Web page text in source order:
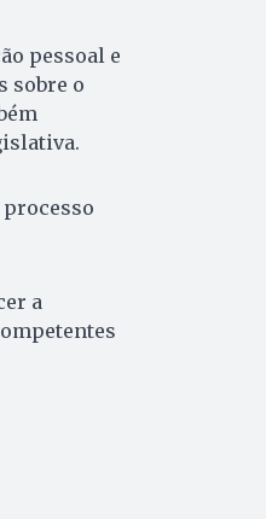
pessoal e
sobre o
processo
a